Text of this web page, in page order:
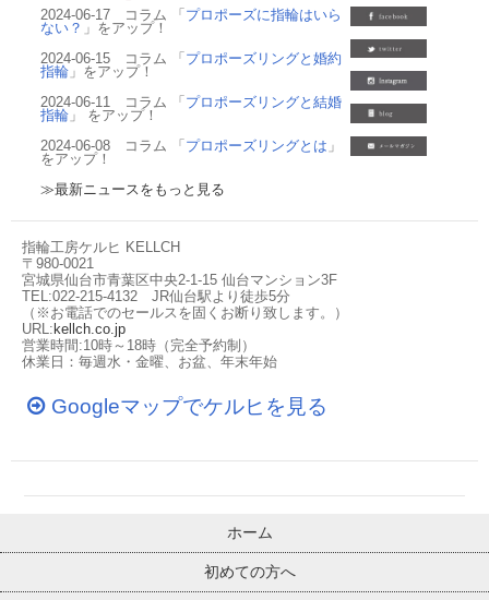
2024-06-17 コラム 「 プロポーズに指輪はいら
ない？ 」をアップ！
2024-06-15 コラム 「 プロポーズリングと婚約
指輪 」をアップ！
2024-06-11 コラム 「 プロポーズリングと結婚
指輪 」 をアップ！
2024-06-08 コラム 「 プロポーズリングとは 」
をアップ！
≫最新ニュースをもっと見る
指輪工房ケルヒ KELLCH
〒980-0021
宮城県仙台市青葉区中央2-1-15 仙台マンション3F
TEL:022-215-4132 JR仙台駅より徒歩5分
（※お電話でのセールスを固くお断り致します。）
URL: kellch.co.jp
営業時間:10時～18時（完全予約制）
休業日：毎週水・金曜、お盆、年末年始
Googleマップでケルヒを見る
ホーム
初めての方へ